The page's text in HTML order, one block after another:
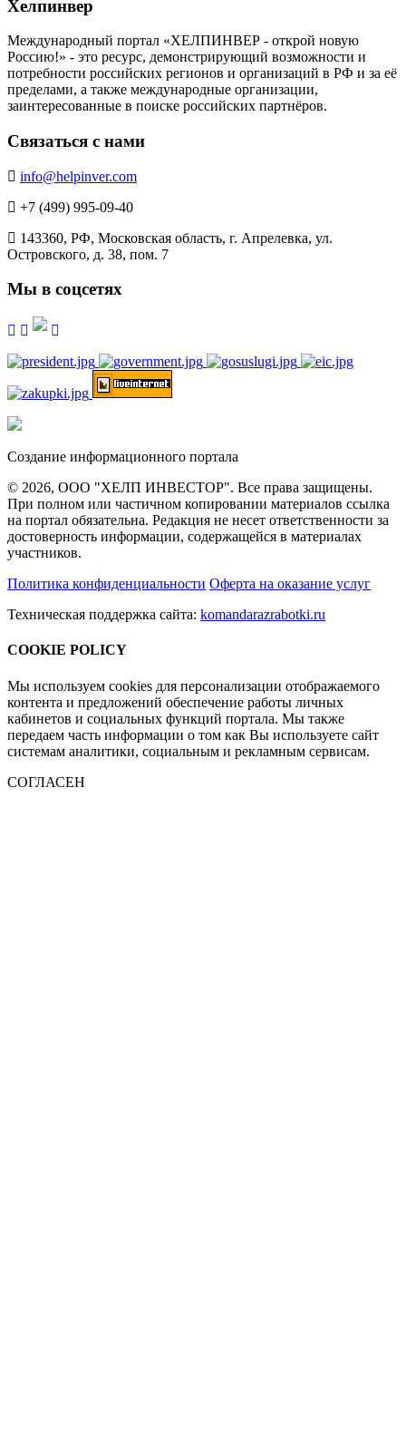
Хелпинвер
Международный портал «ХЕЛПИНВЕР - открой новую
Россию!» - это ресурс, демонстрирующий возможности и
потребности российских регионов и организаций в РФ и за её
пределами, а также международные организации,
заинтересованные в поиске российских партнёров.
Связаться с нами
info@helpinver.com
+7 (499) 995-09-40
143360, РФ, Московская область, г. Апрелевка, ул.
Островского, д. 38, пом. 7
Мы в соцсетях
Создание информационного портала
© 2026, ООО "ХЕЛП ИНВЕСТОР". Все права защищены.
При полном или частичном копировании материалов ссылка
на портал обязательна. Редакция не несет ответственности за
достоверность информации, содержащейся в материалах
участников.
Политика конфиденциальности Оферта на оказание услуг
Техническая поддержка сайта: komandarazrabotki.ru
COOKIE POLICY
Мы используем cookies для персонализации отображаемого
контента и предложений обеспечение работы личных
кабинетов и социальных функций портала. Мы также
передаем часть информации о том как Вы используете сайт
системам аналитики, социальным и рекламным сервисам.
СОГЛАСЕН